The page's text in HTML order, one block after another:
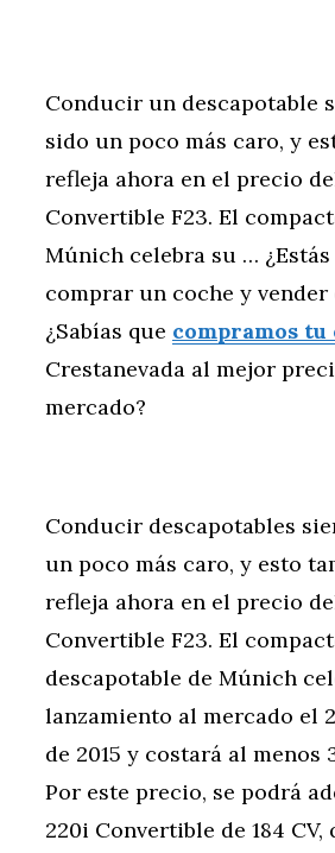
Conducir un descapotable
sido un poco más caro, y
refleja ahora en el precio
Convertible F23. El
Múnich celebra su …
comprar un coche y vender
¿Sabías que compramos tu
Crestanevada al mejor
mercado?
Conducir descapotables
un poco más caro, y esto
refleja ahora en el precio
Convertible F23. El
descapotable de Múnich
lanzamiento al mercado el
de 2015 y costará al menos
Por este precio, se podrá
220i Convertible de 184 CV,